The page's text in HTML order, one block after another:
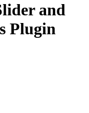
and
Plugin